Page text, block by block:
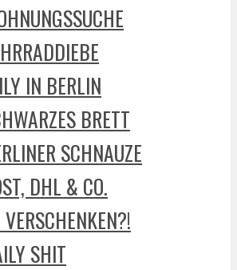
IN BERLIN
BRETT
SCHNAUZE
DHL & CO.
VERSCHENKEN?!
SHIT